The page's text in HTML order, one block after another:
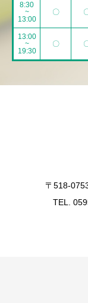
8:30
~
13:00
〇
13:00
~
19:30
〇
〒518-
TEL.